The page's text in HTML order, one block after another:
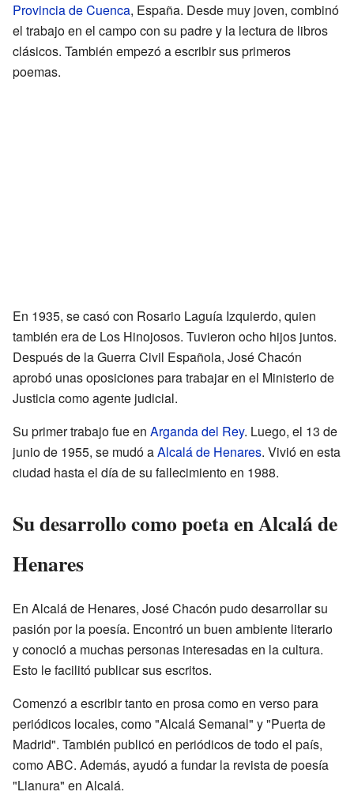
Provincia de Cuenca, España. Desde muy joven, combinó
el trabajo en el campo con su padre y la lectura de libros
clásicos. También empezó a escribir sus primeros
poemas.
En 1935, se casó con Rosario Laguía Izquierdo, quien
también era de Los Hinojosos. Tuvieron ocho hijos juntos.
Después de la Guerra Civil Española, José Chacón
aprobó unas oposiciones para trabajar en el Ministerio de
Justicia como agente judicial.
Su primer trabajo fue en Arganda del Rey. Luego, el 13 de
junio de 1955, se mudó aAlcalá de Henares. Vivió en esta
ciudad hasta el día de su fallecimiento en 1988.
Su desarrollo como poeta en Alcalá de
Henares
En Alcalá de Henares, José Chacón pudo desarrollar su
pasión por la poesía. Encontró un buen ambiente literario
y conoció a muchas personas interesadas en la cultura.
Esto le facilitó publicar sus escritos.
Comenzó a escribir tanto en prosa como en verso para
periódicos locales, como "Alcalá Semanal" y "Puerta de
Madrid". También publicó en periódicos de todo el país,
como ABC. Además, ayudó a fundar la revista de poesía
"Llanura" en Alcalá.